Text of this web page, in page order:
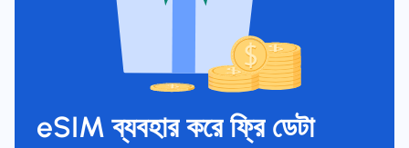
eSIM ব্যবহার করে ফ্রি ডেটা